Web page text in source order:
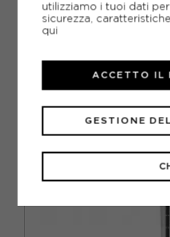
SCHEDA TECNICA
utilizziamo i tuoi dati
sicurezza,
qui
GESTIONE
ACCETTO IL